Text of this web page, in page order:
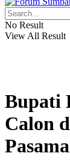
No Result
View All Result
Bupati
Calon